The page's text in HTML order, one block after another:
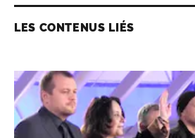
LES CONTENUS LIÉS